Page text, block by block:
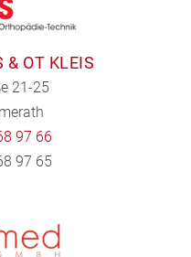
& OT KLEIS
21-25
97 66
97 65